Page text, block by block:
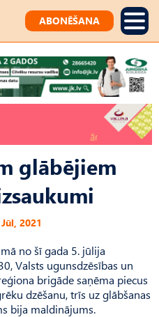
ABONĒŠANA
glābējiem
2021
no šī gada 5. jūlija
Valsts ugunsdzēsības un
brigāde saņēma piecus
dzēšanu, trīs uz glābšanas
bija maldinājums.